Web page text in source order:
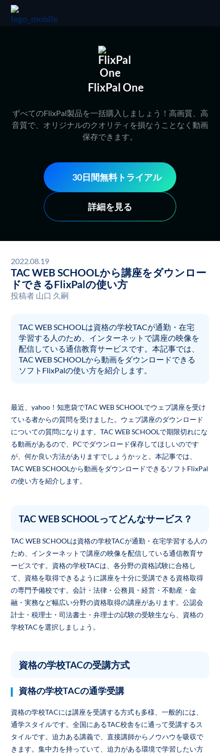
FlixPal One
ずべてのFlixPal製品を一括購入しましょう！高画質、高
音質で、オリジナルのクオリティを損なうことなく動画
保存できます。
30日間無料トライアル
詳細を見る
2022.08.19
TAC WEB SCHOOLから講座をダウンロー
ドできるFlixPalの使い方
投稿者 山口 久嗣
TAC WEB SCHOOLは資格の学校TACが通勤・在宅
学習する人のため、インターネットで講座の映像を
配信している通信教育サービスです。本記事では、
TAC WEB SCHOOLから動画をダウンロードできる
ソフトFlixPalの使い方を紹介します。
最近、yahoo！知恵袋でTAC WEB SCHOOLでウェブ講座を受け
ている者からの質問を受けました。ウェブ講座のダウンロード
についての質問になります。TAC WEB SCHOOLで期限切れにな
る動画があるので、PCでダウンロード保存してほしいのです
が、何か良い方法がありますでしょうかッと。本記事では、
TAC WEB SCHOOLから動画をダウンロードできるソフトFlixPal
の使い方を紹介します。
TAC WEB SCHOOLってどんなサービス？
TAC WEB SCHOOLは資格の学校TACが通勤・在宅学習する人の
ため、インターネットで講座の映像を配信している通信教育サ
ービスです。資格の学校TACは、各分野の資格試験に合格し
て、資格を取得できるように講座を十分に受講できる資格取得
の専門予備校です。会計・法律・公務員・経営・不動産・金
融・実務など幅広い分野の資格取得の講座があります。公認会
計士・税理士・司法書士・弁理士の試験の受験生なら、資格の
学校TACを選択しましょう。
資格の学校TACの受講方式
資格の学校TACの通学受講
資格の学校TACには講座を受講する方式も多様、一般的には、
通学スタイルです。全国にあるTAC校舎をに通って受講するス
タイルです。迫力ある講義で、直接講師からノウハウを吸収で
きます。集中力を持っていて、迫力がある環境で学習したい方